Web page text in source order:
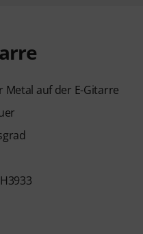
auf der E-Gitarre